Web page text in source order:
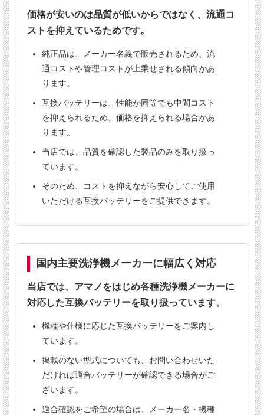
シーバイエス J-WIDE400
ご購入前にご確認ください
表示価格は1個あたりの価格です。
です。※北海道・沖縄は別料金となりま
す。
申し訳ございませんが、本商品は代引き決
済をご利用いただけません。
在庫切れとなる場合がございます。その際
は当店よりご連絡いたします。
事前の在庫確認はメールにてお問い合わせ
ください。
【重要】
号の記載が必要です。
法人名または屋号がない場合はお届けできません。
個人事業主の方で屋号をお持ちでない場合は、個別にお問
価格が安いのは品質が低いからではなく、流通コ
ストを抑えているためです。
純正品は、メーカー名義で販売されるため、流
通コストや管理コストが上乗せされる傾向があ
ります。
互換バッテリーは、性能が同等でも中間コスト
を抑えられるため、価格を抑えられる場合があ
ります。
当店では、品質を確認した製品のみを取り扱っ
ています。
そのため、コストを抑えながら安心してご使用
いただける互換バッテリーをご提供できます。
国内主要洗浄機メーカーに幅広く対応
当店では、アマノをはじめ各種洗浄機メーカーに
対応した互換バッテリーを取り扱っています。
機種や仕様に応じた互換バッテリーをご案内し
ています。
掲載のない型式についても、お問い合わせいた
だければ適合バッテリーが確認できる場合がご
ざいます。
適合確認をご希望の場合は、メーカー名・機種